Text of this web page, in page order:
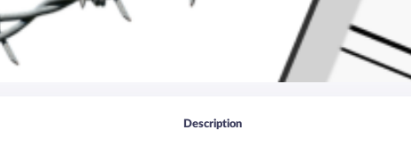
Description